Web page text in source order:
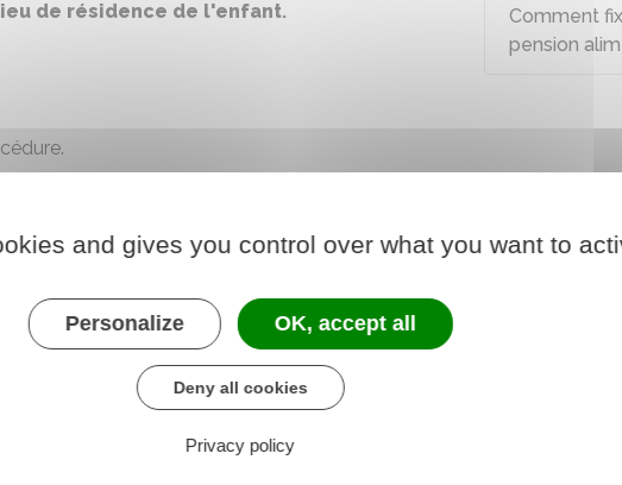
de résidence de l'enfant.
entre vous et l'autre parent, c'est-à-dire :
ou d'une convention (de divorce ou
votre nouvelle adresseau plus tard 1 mois
pas, vous commettez uneinfraction
Comment
pension
and gives you control over what you want to
Personalize OK, accept all
Deny all cookies
Privacy policy